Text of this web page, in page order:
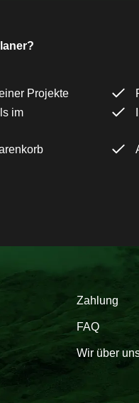
Projekte
im
Zahlung
FAQ
Wir über